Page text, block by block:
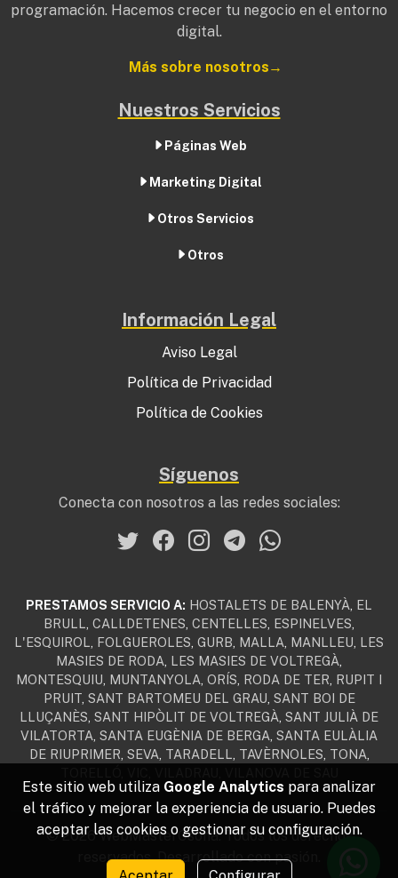
Este sitio web utiliza Google Analytics para analizar
el tráfico y mejorar la experiencia de usuario. Puedes
aceptar las cookies o gestionar su configuración.
programación. Hacemos crecer tu negocio en el entorno
digital.
Más sobre nosotros
Nuestros Servicios
Páginas Web
Marketing Digital
Otros Servicios
Otros
Información Legal
Aviso Legal
Política de Privacidad
Política de Cookies
Síguenos
Conecta con nosotros a las redes sociales:
PRESTAMOS SERVICIO A: HOSTALETS DE BALENYÀ EL
BRULL CALLDETENES CENTELLES ESPINELVES
L'ESQUIROL FOLGUEROLES GURB MALLA MANLLEU LES
MASIES DE RODA LES MASIES DE VOLTREGÀ
MONTESQUIU MUNTANYOLA ORÍS RODA DE TER RUPIT I
PRUIT, SANT BARTOMEU DEL GRAU SANT BOI DE
LLUÇANÈS SANT HIPÒLIT DE VOLTREGÀ SANT JULIÀ DE
VILATORTA SANTA EUGÈNIA DE BERGA SANTA EULÀLIA
DE RIUPRIMER SEVA TARADELL TAVÈRNOLES TONA
© 2026 WebMasterOsona. Todos los derechos
reservados. Desarrollado con pasión.